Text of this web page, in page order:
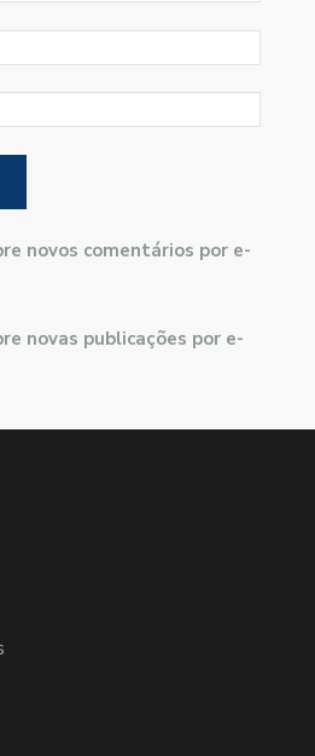
novos comentários por e-
novas publicações por e-